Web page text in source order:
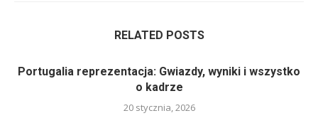
RELATED POSTS
Portugalia reprezentacja: Gwiazdy, wyniki i wszystko
o kadrze
20 stycznia, 2026